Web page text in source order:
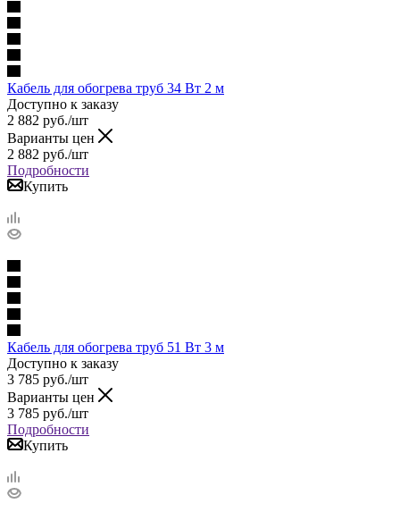
Кабель для обогрева труб 34 Вт 2 м
Доступно к заказу
2 882 руб./шт
Варианты цен
2 882 руб./шт
Подробности
Купить
Кабель для обогрева труб 51 Вт 3 м
Доступно к заказу
3 785 руб./шт
Варианты цен
3 785 руб./шт
Подробности
Купить